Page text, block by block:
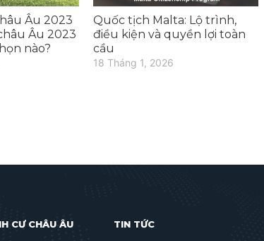
Âu 2023
Âu 2023
nào?
Quốc tịch Malta: Lộ trình,
điều kiện và quyền lợi toàn
cầu
18 Tháng 1, 2026
CƯ CHÂU ÂU TIN TỨC